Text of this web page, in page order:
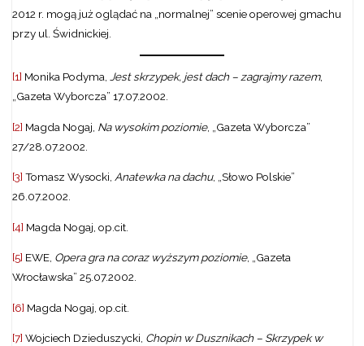
2012 r. mogą już oglądać na „normalnej” scenie operowej gmachu
przy ul. Świdnickiej.
[1] Monika Podyma, Jest skrzypek, jest dach – zagrajmy razem,
„Gazeta Wyborcza” 17.07.2002.
[2] Magda Nogaj, Na wysokim poziomie, „Gazeta Wyborcza”
27/28.07.2002.
[3] Tomasz Wysocki, Anatewka na dachu, „Słowo Polskie”
26.07.2002.
[4] Magda Nogaj, op.cit.
[5] EWE, Opera gra na coraz wyższym poziomie, „Gazeta
Wrocławska” 25.07.2002.
[6] Magda Nogaj, op.cit.
[7] Wojciech Dzieduszycki, Chopin w Dusznikach – Skrzypek w